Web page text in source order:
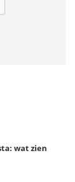
wat zien